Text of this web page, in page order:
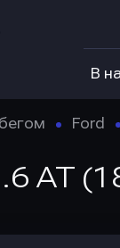
В
Ford
AT